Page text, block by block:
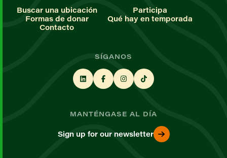
Buscar una ubicación
Participa
Formas de donar
Qué hay en temporada
Contacto
SÍGANOS
MANTÉNGASE AL DÍA
Sign up for our newsletter